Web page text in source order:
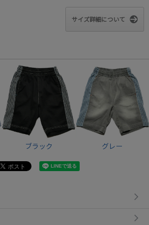
サイズ詳細について
ブラック グレー